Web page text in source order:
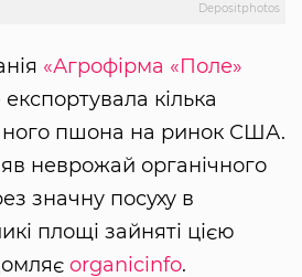
Depositphotos
«Агрофірма «Поле»
кілька
пшона на ринок США.
неврожай органічного
значну посуху в
площі зайняті цією
organicinfo.